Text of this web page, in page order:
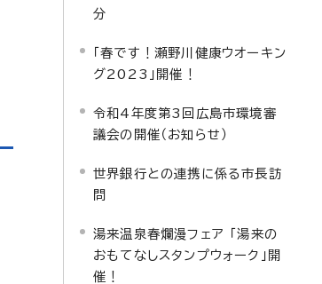
分
「春です！瀬野川健康ウオーキン
グ2023」開催！
令和4年度第3回広島市環境審
議会の開催（お知らせ）
世界銀行との連携に係る市長訪
問
湯来温泉春爛漫フェア 「湯来の
おもてなしスタンプウォーク」開
催！